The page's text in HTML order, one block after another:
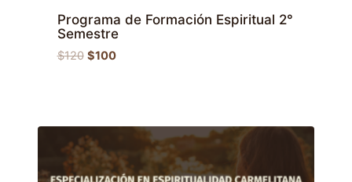
Programa de Formación Espiritual 2°
Semestre
$120 El
$120.
$100El
$100.